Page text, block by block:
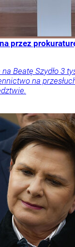
przez
Beatę Szydło 3
na